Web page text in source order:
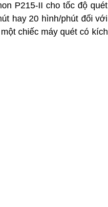
P215-II cho tốc độ quét
hay 20 hình/phút đối với
chiếc máy quét có kích